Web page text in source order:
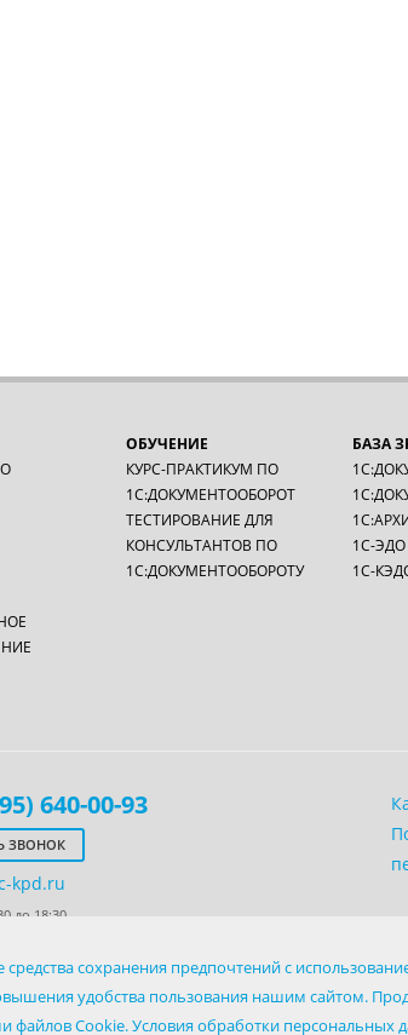
ОБУЧЕНИЕ
КУРС-ПРАКТИКУМ ПО
1С:ДОКУМЕНТООБОРОТ
ТЕСТИРОВАНИЕ ДЛЯ
КОНСУЛЬТАНТОВ ПО
1С:ДОКУМЕНТООБОРОТУ
БАЗА
1С-ЭДО
1С-
640-00-93
ЗВОНОК
kpd.ru
до 18:30
индивидуально для каждого заказчика и может
третьим лицам технической информации .
сохранения предпочтений с
удобства пользования нашим сайтом.
файлов Cookie. Условия обработки персональных